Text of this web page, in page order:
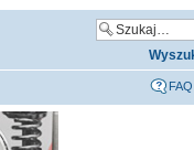
FAQ